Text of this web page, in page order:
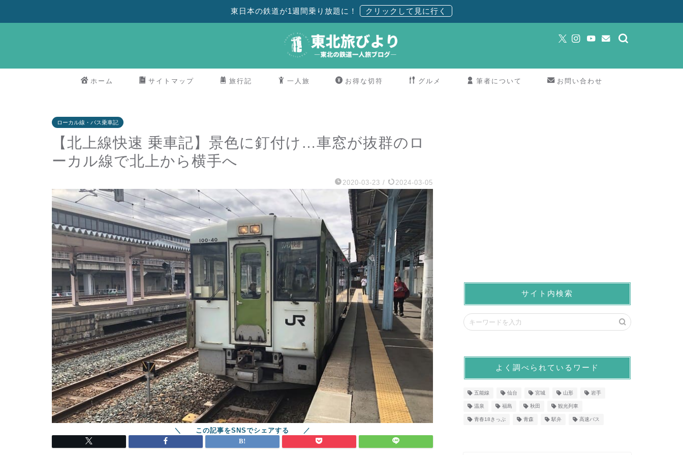
東日本の鉄道が1週間乗り放題に！
ホーム サイトマップ 旅行記 一人旅 お得な切符 グルメ 筆者について お問い合わせ
ローカル線・バス乗車記
【北上線快速 乗車記】景色に釘付け…車窓が抜群のロ
ーカル線で北上から横手へ
2020-03-23 / 2024-03-05
サイト内検索
よく調べられているワード
五能線 仙台 宮城 山形 岩手
温泉 福島 秋田 観光列車
青春18きっぷ 青森 駅弁 高速バス